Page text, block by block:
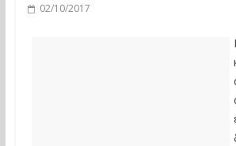
02/10/2017